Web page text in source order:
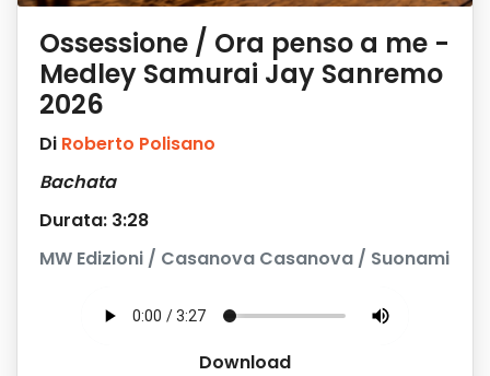
Ossessione / Ora penso a me -
Medley Samurai Jay Sanremo
2026
Di Roberto Polisano
Bachata
Durata: 3:28
MW Edizioni / Casanova Casanova / Suonami
Download